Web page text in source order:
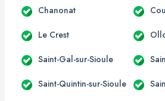
Chanonat
Le Crest
Saint-Gal-sur-Sioule
Saint-Quintin-sur-Sioule